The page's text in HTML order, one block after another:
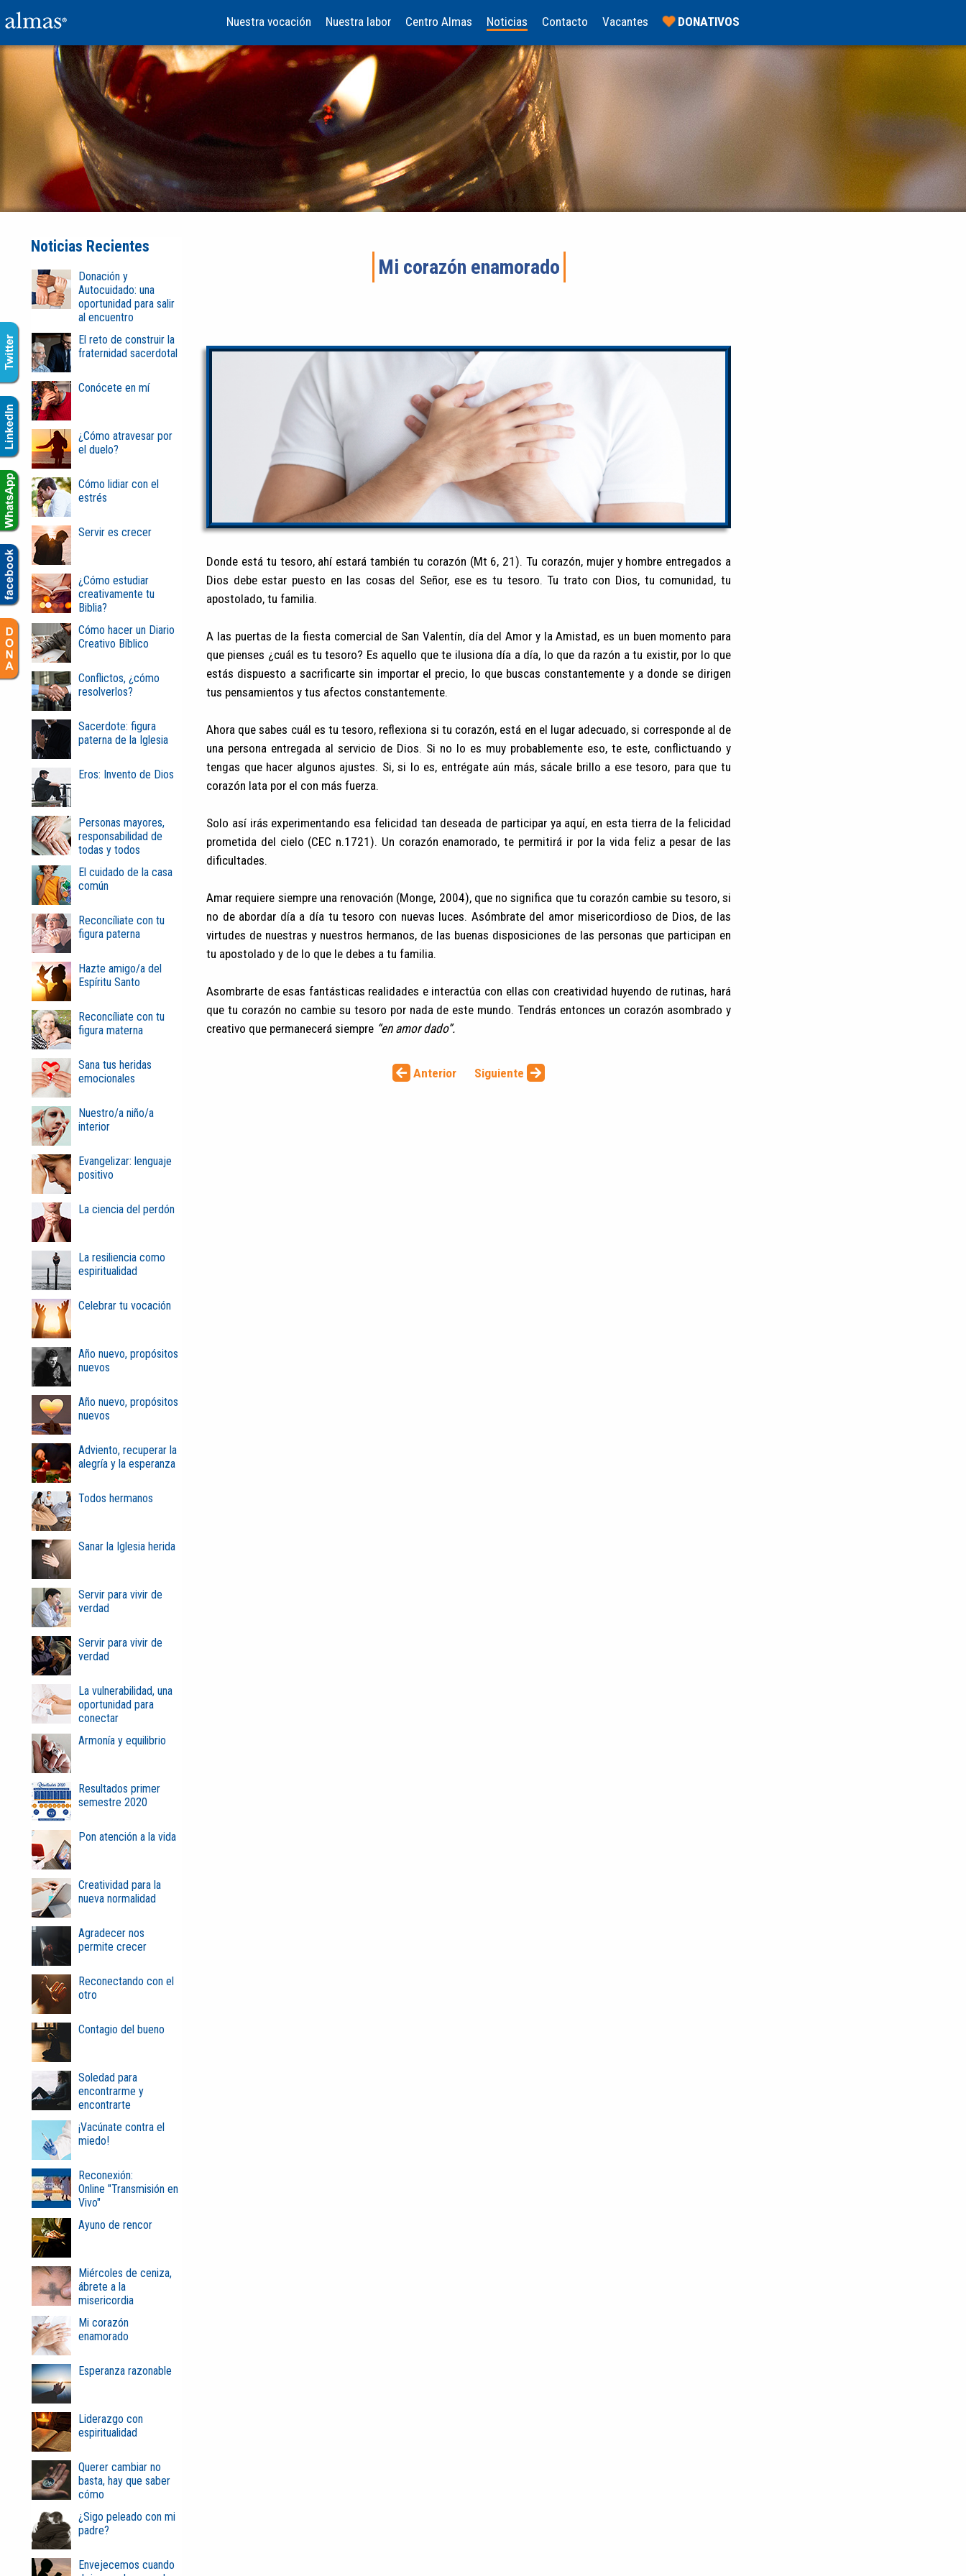
Nuestra vocación Nuestra labor Centro Almas Noticias Contacto Vacantes DONATIVOS
Noticias Recientes
Donación y
Autocuidado: una
oportunidad para salir
al encuentro
El reto de construir la
fraternidad sacerdotal
Conócete en mí
¿Cómo atravesar por
el duelo?
Cómo lidiar con el
estrés
Servir es crecer
¿Cómo estudiar
creativamente tu
Biblia?
Cómo hacer un Diario
Creativo Bíblico
Conflictos, ¿cómo
resolverlos?
Sacerdote: figura
paterna de la Iglesia
Eros: Invento de Dios
Personas mayores,
responsabilidad de
todas y todos
El cuidado de la casa
común
Reconcíliate con tu
figura paterna
Hazte amigo/a del
Espíritu Santo
Reconcíliate con tu
figura materna
Sana tus heridas
emocionales
Nuestro/a niño/a
interior
Evangelizar: lenguaje
positivo
La ciencia del perdón
La resiliencia como
espiritualidad
Celebrar tu vocación
Año nuevo, propósitos
nuevos
Año nuevo, propósitos
nuevos
Adviento, recuperar la
alegría y la esperanza
Todos hermanos
Sanar la Iglesia herida
Servir para vivir de
verdad
Servir para vivir de
verdad
La vulnerabilidad, una
oportunidad para
conectar
Armonía y equilibrio
Resultados primer
semestre 2020
Pon atención a la vida
Creatividad para la
nueva normalidad
Agradecer nos
permite crecer
Reconectando con el
otro
Contagio del bueno
Soledad para
encontrarme y
encontrarte
¡Vacúnate contra el
miedo!
Reconexión:
Online "Transmisión en
Vivo"
Ayuno de rencor
Miércoles de ceniza,
ábrete a la
misericordia
Mi corazón
enamorado
Esperanza razonable
Liderazgo con
espiritualidad
Querer cambiar no
basta, hay que saber
cómo
¿Sigo peleado con mi
padre?
Envejecemos cuando
Mi corazón enamorado
Donde está tu tesoro, ahí estará también tu corazón (Mt 6, 21). Tu corazón, mujer y hombre entregados a
Dios debe estar puesto en las cosas del Señor, ese es tu tesoro. Tu trato con Dios, tu comunidad, tu
apostolado, tu familia.
A las puertas de la fiesta comercial de San Valentín, día del Amor y la Amistad, es un buen momento para
que pienses ¿cuál es tu tesoro? Es aquello que te ilusiona día a día, lo que da razón a tu existir, por lo que
estás dispuesto a sacrificarte sin importar el precio, lo que buscas constantemente y a donde se dirigen
tus pensamientos y tus afectos constantemente.
Ahora que sabes cuál es tu tesoro, reflexiona si tu corazón, está en el lugar adecuado, si corresponde al de
una persona entregada al servicio de Dios. Si no lo es muy probablemente eso, te este, conflictuando y
tengas que hacer algunos ajustes. Si, si lo es, entrégate aún más, sácale brillo a ese tesoro, para que tu
corazón lata por el con más fuerza.
Solo así irás experimentando esa felicidad tan deseada de participar ya aquí, en esta tierra de la felicidad
prometida del cielo (CEC n.1721). Un corazón enamorado, te permitirá ir por la vida feliz a pesar de las
dificultades.
Amar requiere siempre una renovación (Monge, 2004), que no significa que tu corazón cambie su tesoro, si
no de abordar día a día tu tesoro con nuevas luces. Asómbrate del amor misericordioso de Dios, de las
virtudes de nuestras y nuestros hermanos, de las buenas disposiciones de las personas que participan en
tu apostolado y de lo que le debes a tu familia.
Asombrarte de esas fantásticas realidades e interactúa con ellas con creatividad huyendo de rutinas, hará
que tu corazón no cambie su tesoro por nada de este mundo. Tendrás entonces un corazón asombrado y
creativo que permanecerá siempre “en amor dado”.
Anterior Siguiente